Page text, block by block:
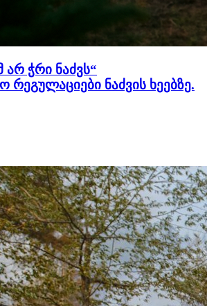
ჭრი ნაძვს“
რეგულაციები ნაძვის ხეებზე.